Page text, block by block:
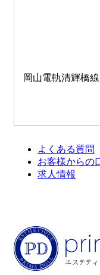
岡山電軌清輝橋
よくある質問
お客様からの
求人情報